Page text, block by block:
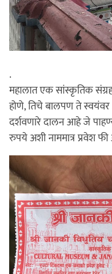
.
महालात एक सांस्कृतिक
होणे, तिचे बालपण ते स्वयंवर
दर्शवणारे दालन आहे जे
रुपये अशी नाममात्र प्रवेश